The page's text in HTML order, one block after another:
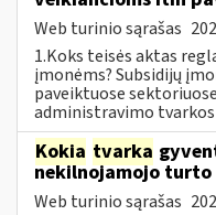
Web turinio sąrašas
1.Koks teisės aktas
įmonėms? Subsidijų
paveiktuose
administravimo tvarkos
Kokia tvarka
nekilnojamojo turto
Web turinio sąrašas